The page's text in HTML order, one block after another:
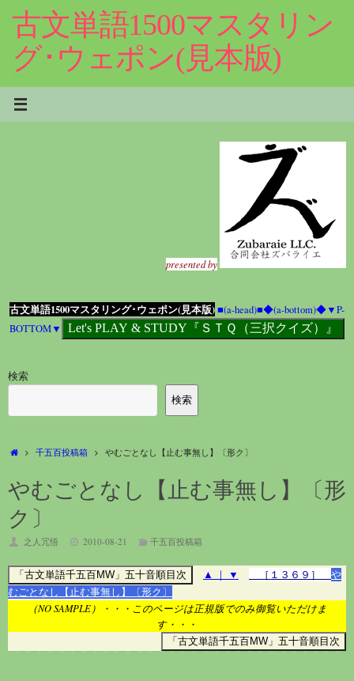
へ
キ
古文単語1500マスタリン
グ･ウェポン(見本版)
presented by
古文単語1500マスタリング･ウェポン(見本版)■(a-head)■◆(a-bottom)◆▼P-
BOTTOM▼
検索
検索
ホ
ム
千五百投稿箱 やむごとなし【止む事無し】〔形ク〕
やむごとなし【止む事無し】〔形
ク〕
之人冗悟 2010-08-21 千五百投稿箱
▲ ｜ ▼ ［１３６９］ や
むごとなし【止む事無し】〔形ク〕
（NO SAMPLE）・・・このページは正規版でのみ御覧いただけま
す・・・